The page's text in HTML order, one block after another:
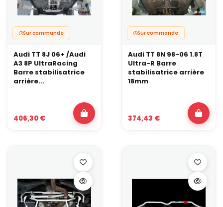
Sur commande
Audi TT 8J 06+ /Audi
A3 8P UltraRacing
Barre stabilisatrice
arrière...
406,30 €
Sur commande
Audi TT 8N 98-06 1.8T
Ultra-R Barre
stabilisatrice arrière
18mm
374,43 €